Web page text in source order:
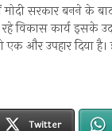
मोदी सरकार बनने के
रहे विकास कार्य
एक और उपहार दिया
Twitter